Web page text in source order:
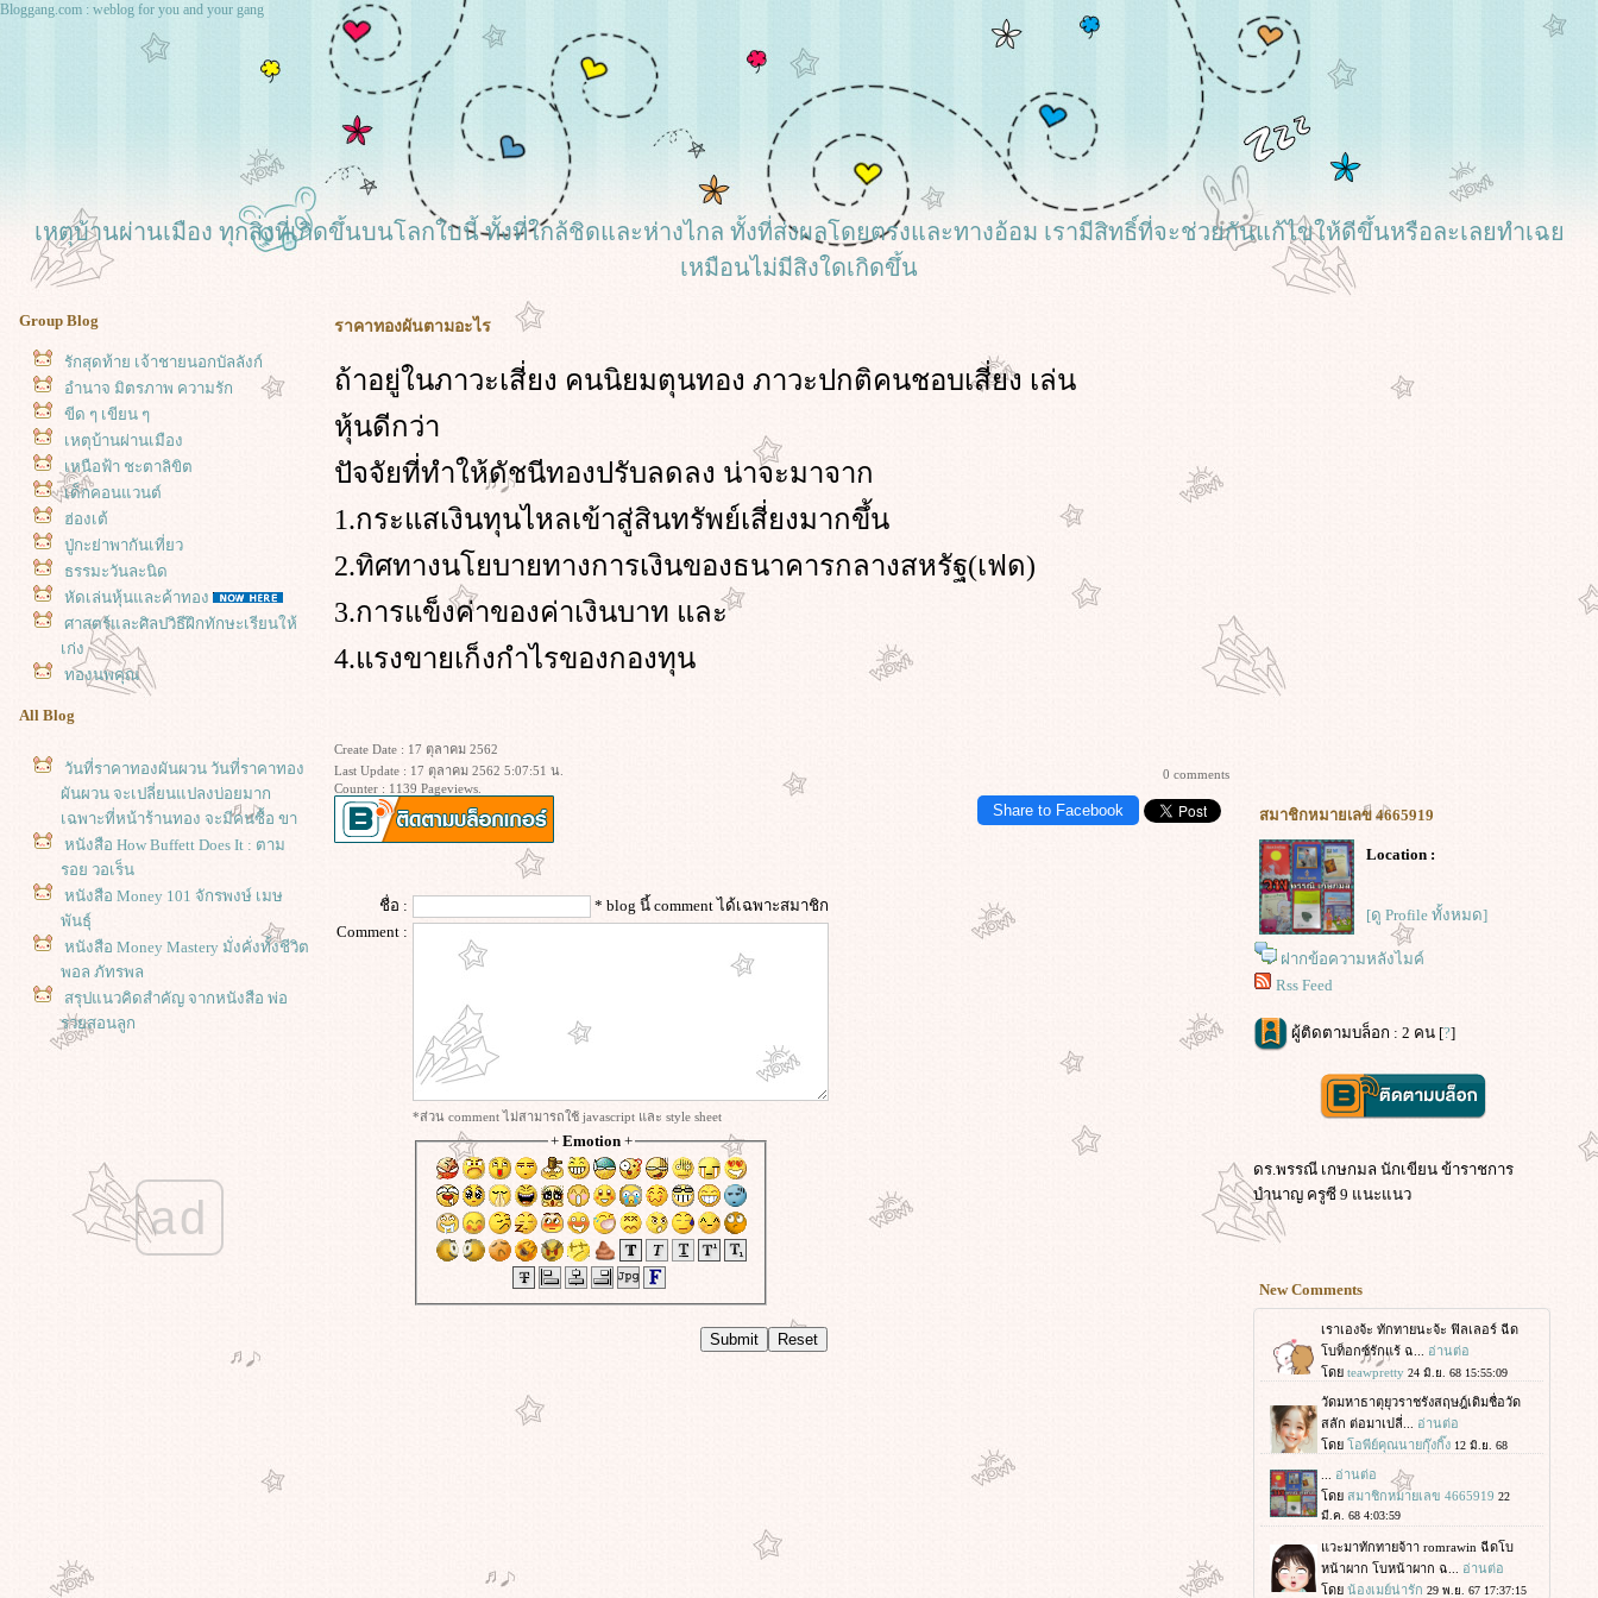
Bloggang.com : weblog for you and your gang
เหตุบ้านผ่านเมือง ทุกสิ่งที่เกิดขึ้นบนโลกใบนี้ ทั้งที่ใกล้ชิดและห่างไกล ทั้งที่ส่งผลโดยตรงและทางอ้อม เรามีสิทธิ์ที่จะช่วยกันแก้ไขให้ดีขึ้นหรือละเลยทำเฉ
เหมือนไม่มีสิงใดเกิดขึ้น
Group Blog
รักสุดท้าย เจ้าชายนอกบัลลังก์
อำนาจ มิตรภาพ ความรัก
ขีด ๆ เขียน ๆ
เหตุบ้านผ่านเมือง
เหนือฟ้า ชะตาลิขิต
เด็กคอนแวนต์
ฮ่องเต้
ปู่กะย่าพากันเที่ยว
ธรรมะวันละนิด
หัดเล่นหุ้นและค้าทอง
ศาสตร์และศิลปวิธีฝึกทักษะเรียนให้
เก่ง
ทองนพคุณ
All Blog
วันที่ราคาทองผันผวน วันที่ราคาทอง
ผันผวน จะเปลี่ยนแปลงบ่อยมาก
เฉพาะที่หน้าร้านทอง จะมีคนซื้อ ขา
หนังสือ How Buffett Does It : ตาม
รอย วอเร็น
หนังสือ Money 101 จักรพงษ์ เมษ
พันธุ์
หนังสือ Money Mastery มั่งคั่งทั้งชีวิต
พอล ภัทรพล
สรุปแนวคิดสำคัญ จากหนังสือ พ่อ
รวยสอนลูก
#เงินต่อเงิน #พรรณีเกษกมล
ช้ค่า P/E เป็นตัวตัดสินใจ
การลงทุนแบบเน้นคุณค่า
ความเสี่ยงการเล่นหุ้น
ทำไมต้องเล่นหุ้น ฝากธนาคารดีกว่า
หุ้นตัวยู แอ่งกระทะ ฟื้นคืนชีพ
คำถามว่า ซื้อหุ้นตอนราคาลง ดีไหม
ad
ราคาทองผันตามอะไร
ถ้าอยู่ในภาวะเสี่ยง คนนิยมตุนทอง ภาวะปกติคนชอบเสี่ยง เล่น
หุ้นดีกว่า
ปัจจัยที่ทำให้ดัชนีทองปรับลดลง น่าจะมาจาก
1.กระแสเงินทุนไหลเข้าสู่สินทรัพย์เสี่ยงมากขึ้น
2.ทิศทางนโยบายทางการเงินของธนาคารกลางสหรัฐ(เฟด)
3.การแข็งค่าของค่าเงินบาท และ
4.แรงขายเก็งกำไรของกองทุน
Create Date : 17 ตุลาคม 2562
Last Update : 17 ตุลาคม 2562 5:07:51 น.
Counter : 1139 Pageviews.
0 comments
Share to Facebook
ชื่อ :
* blog นี้ comment ได้เฉพาะสมาชิก
Comment :
*ส่วน comment ไม่สามารถใช้ javascript และ style sheet
+ Emotion+
สมาชิกหมายเลข 4665919
Location :
[ดู Profile ทั้งหมด]
ฝากข้อความหลังไมค์
Rss Feed
ผู้ติดตามบล็อก : 2 คน [?]
ดร.พรรณี เกษกมล นักเขียน ข้าราชการ
บำนาญ ครูซี 9 แนะแนว
New Comments